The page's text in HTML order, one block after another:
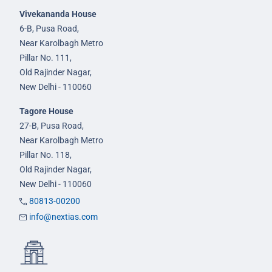
Vivekananda House
6-B, Pusa Road,
Near Karolbagh Metro
Pillar No. 111,
Old Rajinder Nagar,
New Delhi - 110060
Tagore House
27-B, Pusa Road,
Near Karolbagh Metro
Pillar No. 118,
Old Rajinder Nagar,
New Delhi - 110060
80813-00200
info@nextias.com